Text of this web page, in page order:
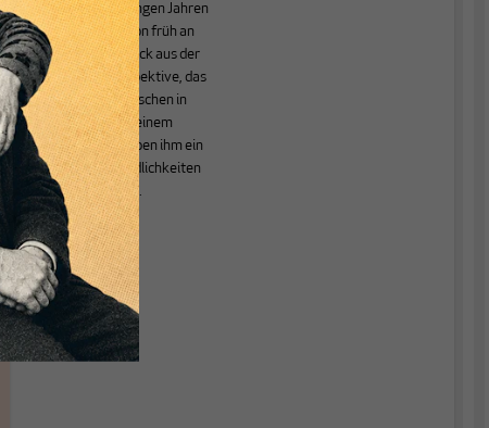
So hängte er in jungen Jahren
sein Studium schon früh an
den Nagel. Der Blick aus der
alltäglichen Perspektive, das
Interesse an Menschen in
Kombination mit einem
Fremdbleiben geben ihm ein
Gespür für Befindlichkeiten
und Hintergründe.